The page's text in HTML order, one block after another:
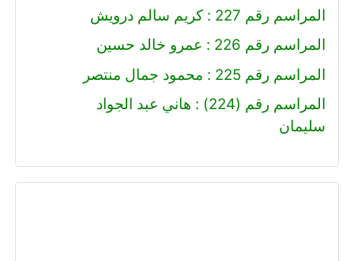
المراسم رقم 227 : كريم سالم درويش
المراسم رقم 226 : عمرو خالد حسين
المراسم رقم 225 : محمود جمال منتصر
المراسم رقم (224) : هاني عبد الجواد
سليمان